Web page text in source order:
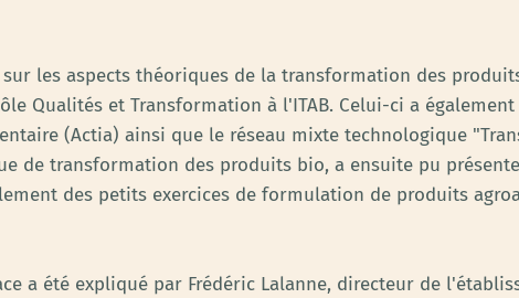
les aspects théoriques de la transformation des
Qualités et Transformation à l'ITAB. Celui-ci a
(Actia) ainsi que le réseau mixte technologique
de transformation des produits bio, a ensuite pu
des petits exercices de formulation de produits
a été expliqué par Frédéric Lalanne, directeur de